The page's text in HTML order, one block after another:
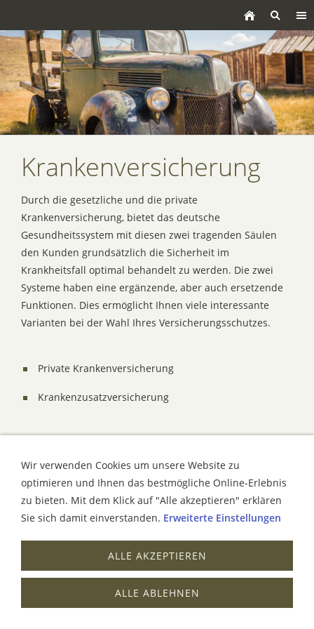
Krankenversicherung
Durch die gesetzliche und die private
Krankenversicherung, bietet das deutsche
Gesundheitssystem mit diesen zwei tragenden Säulen
den Kunden grundsätzlich die Sicherheit im
Krankheitsfall optimal behandelt zu werden. Die zwei
Systeme haben eine ergänzende, aber auch ersetzende
Funktionen. Dies ermöglicht Ihnen viele interessante
Varianten bei der Wahl Ihres Versicherungsschutzes.
Private Krankenversicherung
Krankenzusatzversicherung
weitere Informationen. Sprechen Sie uns einfach an.
IMPRESSUM KONTAKT
DATENSCHUTZ
Wir verwenden Cookies um unsere Website zu
optimieren und Ihnen das bestmögliche Online-Erlebnis
zu bieten. Mit dem Klick auf "Alle akzeptieren" erklären
Sie sich damit einverstanden. Erweiterte Einstellungen
ALLE AKZEPTIEREN
ALLE ABLEHNEN